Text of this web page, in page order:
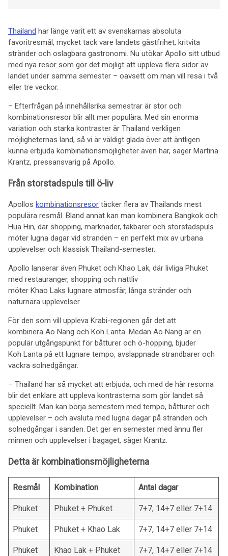
Thailand har länge varit ett av svenskarnas absoluta
favoritresmål, mycket tack vare landets gästfrihet, kritvita
stränder och oslagbara gastronomi. Nu utökar Apollo sitt utbud
med nya resor som gör det möjligt att uppleva flera sidor av
landet under samma semester – oavsett om man vill resa i två
eller tre veckor.
– Efterfrågan på innehållsrika semestrar är stor och
kombinationsresor blir allt mer populära. Med sin enorma
variation och starka kontraster är Thailand verkligen
möjligheternas land, så vi är väldigt glada över att äntligen
kunna erbjuda kombinationsmöjligheter även här, säger Martina
Krantz, pressansvarig på Apollo.
Från storstadspuls till ö-liv
Apollos kombinationsresor täcker flera av Thailands mest
populära resmål. Bland annat kan man kombinera Bangkok och
Hua Hin, där shopping, marknader, takbarer och storstadspuls
möter lugna dagar vid stranden – en perfekt mix av urbana
upplevelser och klassisk Thailand-semester.
Apollo lanserar även Phuket och Khao Lak, där livliga Phuket
med restauranger, shopping och nattliv
möter Khao Laks lugnare atmosfär, långa stränder och
naturnära upplevelser.
För den som vill uppleva Krabi-regionen går det att
kombinera Ao Nang och Koh Lanta. Medan Ao Nang är en
populär utgångspunkt för båtturer och ö-hopping, bjuder
Koh Lanta på ett lugnare tempo, avslappnade strandbarer och
vackra solnedgångar.
– Thailand har så mycket att erbjuda, och med de här resorna
blir det enklare att uppleva kontrasterna som gör landet så
speciellt. Man kan börja semestern med tempo, båtturer och
upplevelser – och avsluta med lugna dagar på stranden och
solnedgångar i sanden. Det ger en semester med ännu fler
minnen och upplevelser i bagaget, säger Krantz.
Detta är kombinationsmöjligheterna
Resmål Kombination Antal dagar
Phuket Phuket + Phuket 7+7, 14+7 eller 7+14
Phuket Phuket + Khao Lak 7+7, 14+7 eller 7+14
Phuket Khao Lak + Phuket 7+7, 14+7 eller 7+14